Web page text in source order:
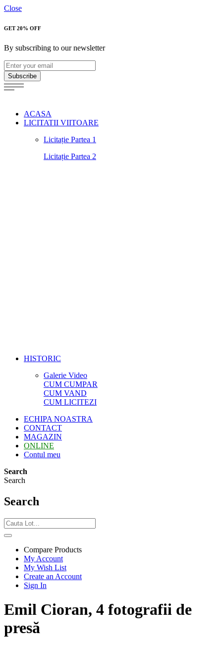
Close
GET 20% OFF
By subscribing to our newsletter
Subscribe
ACASA
LICITATII VIITOARE
Licitație Partea 1
Licitație Partea 2
HISTORIC
Galerie Video
CUM CUMPAR
CUM VAND
CUM LICITEZI
ECHIPA NOASTRA
CONTACT
MAGAZIN
ONLINE
Contul meu
Search
Search
Search
Compare Products
My Account
My Wish List
Create an Account
Sign In
Emil Cioran, 4 fotografii de
presă